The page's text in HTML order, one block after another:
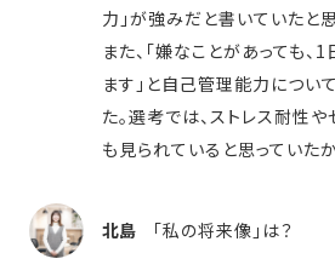
力」が強みだと書いていたと思
また、「嫌なことがあっても
ます」と自己管理能力につい
た。選考では、ストレス耐性
も見られていると思っていたか
北島 「私の将来像」は？